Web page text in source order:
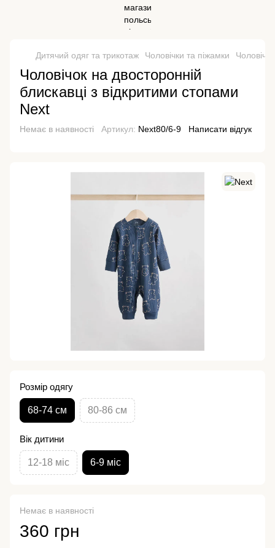
Дитячий одяг та трикотаж Чоловічки та піжамки
Чоловічок на двосторонній
блискавці з відкритими стопами
Next
Немає в наявності Артикул: Next80/6-9 Написати відгук
Розмір одягу
68-74 см 80-86 см
Вік дитини
12-18 міс 6-9 міс
Немає в наявності
360 грн